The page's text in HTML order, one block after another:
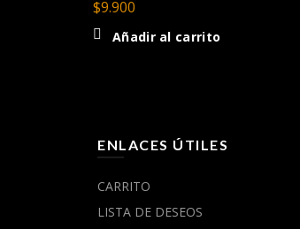
$9.900
Añadir al carrito
ENLACES ÚTILES
CARRITO
LISTA DE DESEOS